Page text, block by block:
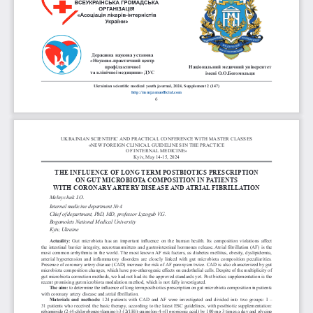
6
Ukrainian scientific medical youth journal, 2024, Supplement 2 (147)
http://mmj.nmuofficial.com
Національний медичний університет
імені О.О.Богомольця
Державна наукова установа
«Науково-практичний центр
профілактичної
та клінічної медицини» ДУС
UKRAINIAN SCIENTIFIC AND PRACTICAL CONFERENCE WITH MASTER CLASSES
«NEW FOREIGN CLINICAL GUIDELINES IN THE PRACTICE
OF INTERNAL MEDICINE»
Kyiv, May 14-15, 2024
THE INFLUENCE OF LONG TERM POSTBIOTICS PRESCRIPTION
ON GUT MICROBIOTA COMPOSITION IN PATIENTS
WITH CORONARY ARTERY DISEASE AND ATRIAL FIBRILLATION
Melnychuk I.O.
Internal medicine department No 4
Chief of department, PhD, MD, professor Lyzogub V.G.
Bogomolets National Medical University
Kyiv, Ukraine
Actuality: Gut  microbiota  has  an  important  influence  on  the  human  health.  Its  composition  violations  affect
the intestinal barrier integrity, neurotransmitters and gastrointestinal hormones release. Atrial fibrillation (AF) is the
most common arrhythmia in the world. The most known AF risk factors, as diabetes mellitus, obesity, dyslipidemia,
arterial hypertension and inflammatory disorders are closely linked with gut microbiota composition peculiarities.
Presence of coronary artery disease (CAD) increase the risk of AF paroxysm twice. CAD is also characterized by gut
microbiota composition changes, which have pro-atherogenic effects on endothelial cells. Despite of the multiplicity of
gut microbiota correction methods, we had not had its the approved standards yet. Post biotics supplementation is the
recent promising gut microbiota modulation method, which is not fully investigated.
The aim: to determine the influence of long term postbiotics prescription on gut microbiota composition in patients
with coronary artery disease and atrial fibrillation.
Materials and methods: 124 patients with CAD and AF were investigated and divided into two groups: I –
31 patients who received the basic therapy, according to the latest ESC guidelines, with postbiotic supplementation:
rebamipide (2-(4-chlorobenzoylamino)-3-[2(1H))-quinolon-4-yl] propionic acid) by 100 mg 3 times a day and glycine